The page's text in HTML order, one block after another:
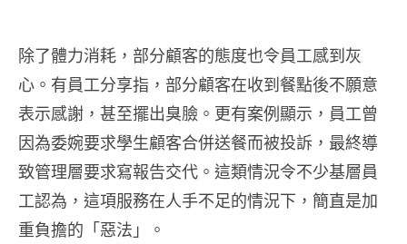
除了體力消耗，部分顧客的態度也令員工感到灰
心。有員工分享指，部分顧客在收到餐點後不願意
表示感謝，甚至擺出臭臉。更有案例顯示，員工曾
因為委婉要求學生顧客合併送餐而被投訴，最終導
致管理層要求寫報告交代。這類情況令不少基層員
工認為，這項服務在人手不足的情況下，簡直是加
重負擔的「惡法」。